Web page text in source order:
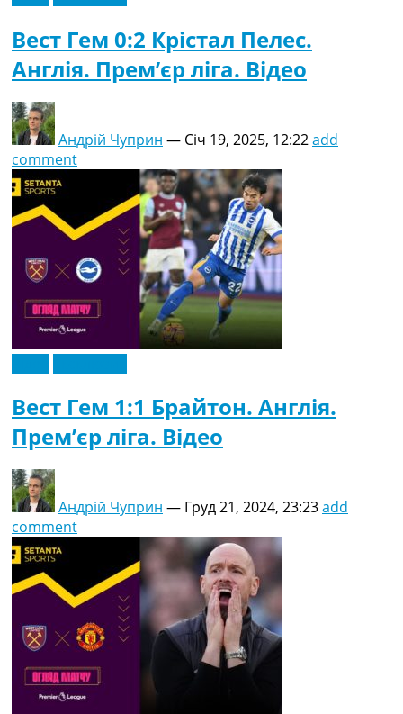
Вест Гем 0:2 Крістал Пелес.
Англія. Прем’єр ліга. Відео
Андрій Чуприн — Січ 19, 2025, 12:22add
comment
Вест Гем 1:1 Брайтон. Англія.
Прем’єр ліга. Відео
Андрій Чуприн — Груд 21, 2024, 23:23add
comment